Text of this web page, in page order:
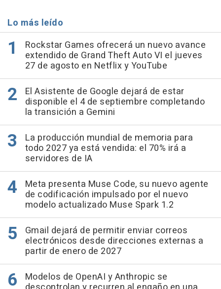
Lo más leído
Rockstar Games ofrecerá un nuevo avance
extendido de Grand Theft Auto VI el jueves
27 de agosto en Netflix y YouTube
El Asistente de Google dejará de estar
disponible el 4 de septiembre completando
la transición a Gemini
La producción mundial de memoria para
todo 2027 ya está vendida: el 70% irá a
servidores de IA
Meta presenta Muse Code, su nuevo agente
de codificación impulsado por el nuevo
modelo actualizado Muse Spark 1.2
Gmail dejará de permitir enviar correos
electrónicos desde direcciones externas a
partir de enero de 2027
Modelos de OpenAI y Anthropic se